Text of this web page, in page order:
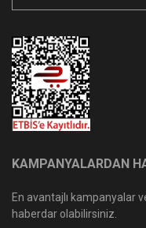
KAMPANYALARDAN
En avantajlı kampanyalar
haberdar olabilirsiniz.